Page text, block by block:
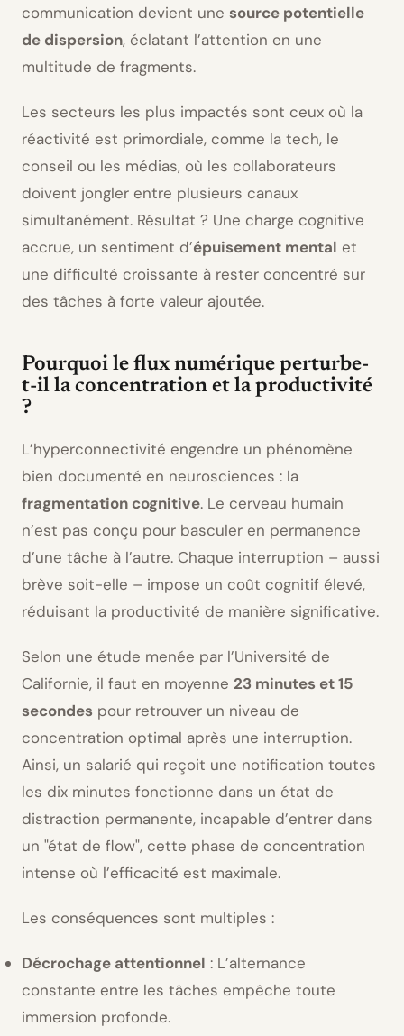
communication devient une source potentielle
de dispersion, éclatant l’attention en une
multitude de fragments.
Les secteurs les plus impactés sont ceux où la
réactivité est primordiale, comme la tech, le
conseil ou les médias, où les collaborateurs
doivent jongler entre plusieurs canaux
simultanément. Résultat ? Une charge cognitive
accrue, un sentiment d’épuisement mental et
une difficulté croissante à rester concentré sur
des tâches à forte valeur ajoutée.
Pourquoi le flux numérique perturbe-
t-il la concentration et la productivité
?
L’hyperconnectivité engendre un phénomène
bien documenté en neurosciences : la
fragmentation cognitive. Le cerveau humain
n’est pas conçu pour basculer en permanence
d’une tâche à l’autre. Chaque interruption – aussi
brève soit-elle – impose un coût cognitif élevé,
réduisant la productivité de manière significative.
Selon une étude menée par l’Université de
Californie, il faut en moyenne 23 minutes et 15
secondes pour retrouver un niveau de
concentration optimal après une interruption.
Ainsi, un salarié qui reçoit une notification toutes
les dix minutes fonctionne dans un état de
distraction permanente, incapable d’entrer dans
un état de flow , cette phase de concentration
intense où l’efficacité est maximale.
Les conséquences sont multiples :
Décrochage attentionnel : L’alternance
constante entre les tâches empêche toute
immersion profonde.